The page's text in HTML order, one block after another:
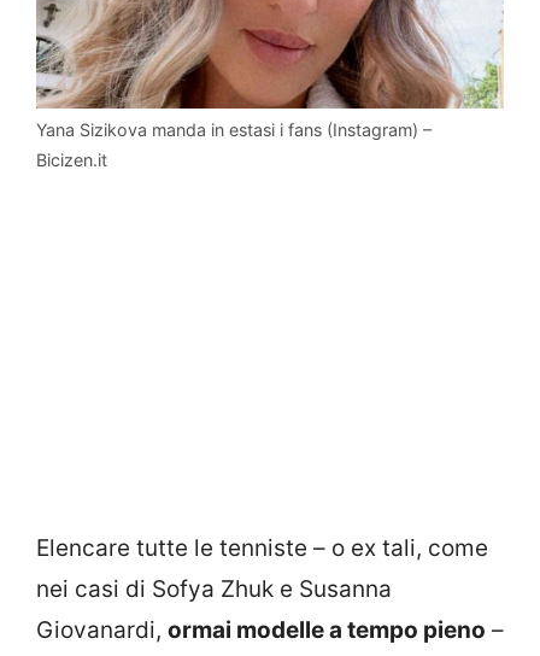
Yana Sizikova manda in estasi i fans (Instagram) –
Bicizen.it
Elencare tutte le tenniste – o ex tali, come
nei casi di Sofya Zhuk e Susanna
Giovanardi, ormai modelle a tempo pieno –